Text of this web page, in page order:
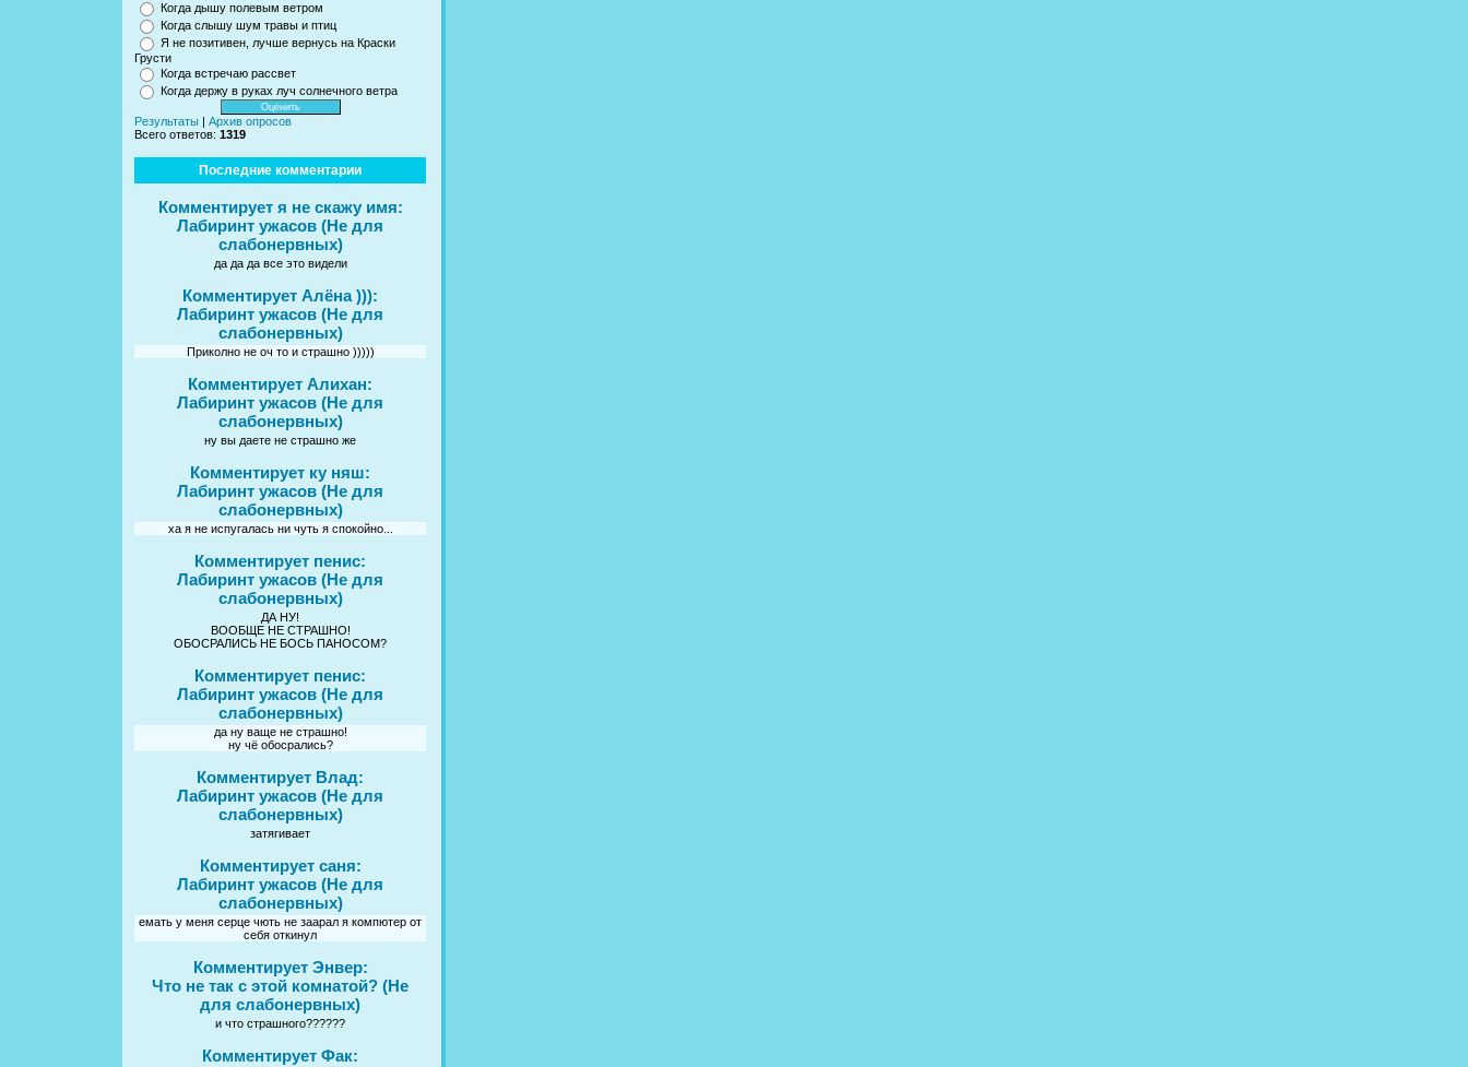
Когда дышу полевым ветром
Когда слышу шум травы и птиц
Я не позитивен, лучше вернусь на Краски
Грусти
Когда встречаю рассвет
Когда держу в руках луч солнечного ветра
Результаты
Архив опросов
Всего ответов: 1319
Последние комментарии
Комментирует я не скажу имя:
Лабиринт ужасов (Не для
слабонервных)
да да да все это видели
Комментирует Алёна ))):
Лабиринт ужасов (Не для
слабонервных)
Приколно не оч то и страшно )))))
Комментирует Алихан:
Лабиринт ужасов (Не для
слабонервных)
ну вы даете не страшно же
Комментирует ку няш:
Лабиринт ужасов (Не для
слабонервных)
ха я не испугалась ни чуть я спокойно...
Комментирует пенис:
Лабиринт ужасов (Не для
слабонервных)
ДА НУ!
ВООБЩЕ НЕ СТРАШНО!
ОБОСРАЛИСЬ НЕ БОСЬ ПАНОСОМ?
Комментирует пенис:
Лабиринт ужасов (Не для
слабонервных)
да ну ваще не страшно!
ну чё обосрались?
Комментирует Влад:
Лабиринт ужасов (Не для
слабонервных)
затягивает
Комментирует саня:
Лабиринт ужасов (Не для
слабонервных)
емать у меня серце чють не заарал я компютер от
себя откинул
Комментирует Энвер:
Что не так с этой комнатой? (Не
для слабонервных)
и что страшного??????
Комментирует Фак: